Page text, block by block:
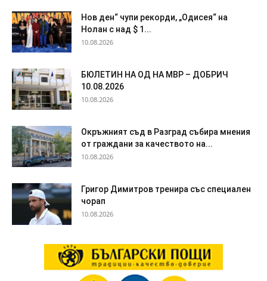
Нов ден“ чупи рекорди, „Одисея“ на
Нолан с над $ 1...
10.08.2026
БЮЛЕТИН НА ОД НА МВР – ДОБРИЧ
10.08.2026
10.08.2026
Окръжният съд в Разград събира мнения
от граждани за качеството на...
10.08.2026
Григор Димитров тренира със специален
чорап
10.08.2026